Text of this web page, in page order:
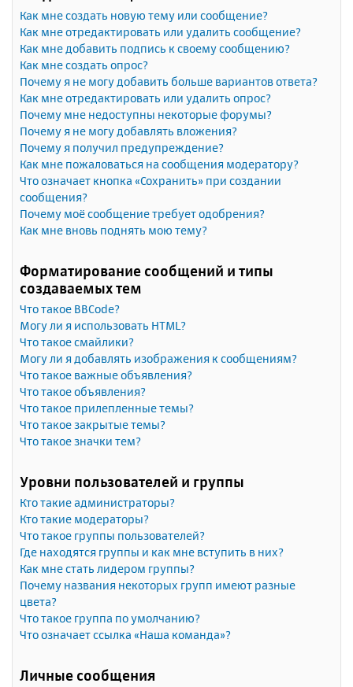
Как мне создать новую тему или сообщение?
Как мне отредактировать или удалить сообщение?
Как мне добавить подпись к своему сообщению?
Как мне создать опрос?
Почему я не могу добавить больше вариантов ответа?
Как мне отредактировать или удалить опрос?
Почему мне недоступны некоторые форумы?
Почему я не могу добавлять вложения?
Почему я получил предупреждение?
Как мне пожаловаться на сообщения модератору?
Что означает кнопка «Сохранить» при создании
сообщения?
Почему моё сообщение требует одобрения?
Как мне вновь поднять мою тему?
Форматирование сообщений и типы
создаваемых тем
Что такое BBCode?
Могу ли я использовать HTML?
Что такое смайлики?
Могу ли я добавлять изображения к сообщениям?
Что такое важные объявления?
Что такое объявления?
Что такое прилепленные темы?
Что такое закрытые темы?
Что такое значки тем?
Уровни пользователей и группы
Кто такие администраторы?
Кто такие модераторы?
Что такое группы пользователей?
Где находятся группы и как мне вступить в них?
Как мне стать лидером группы?
Почему названия некоторых групп имеют разные
цвета?
Что такое группа по умолчанию?
Что означает ссылка «Наша команда»?
Личные сообщения